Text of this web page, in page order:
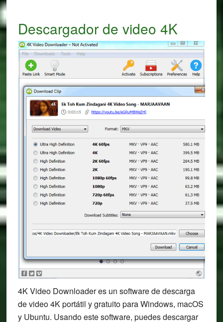
Descargador de video 4K
4K Video Downloader es un software de descarga
de video 4K portátil y gratuito para Windows, macOS
y Ubuntu. Usando este software, puedes descargar